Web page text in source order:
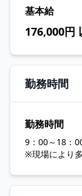
基本給
176,000円
勤務時間
勤務時間
9：00～18：
※現場により